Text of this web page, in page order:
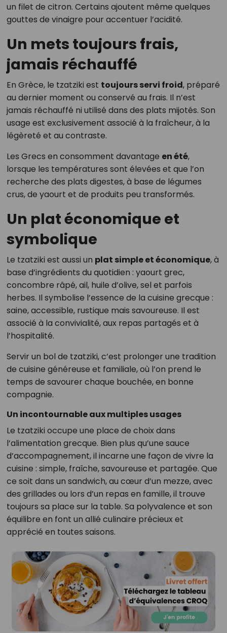
un filet de citron. Certains ajoutent même quelques
gouttes de vinaigre pour accentuer l’acidité.
Un mets toujours frais,
jamais réchauffé
En Grèce, le tzatziki est toujours servi froid, préparé
au dernier moment ou conservé au frais. Il n’est
jamais réchauffé ni utilisé dans des plats mijotés. Son
usage est exclusivement associé à la fraîcheur, à la
légèreté et au contraste.
Les Grecs en consomment davantage en été,
lorsque les températures sont élevées et que l’on
recherche des plats digestes, à base de légumes
crus, de yaourt et de produits peu transformés.
Un plat économique et
symbolique
Le tzatziki est aussi un plat simple et économique, à
base d’ingrédients du quotidien : yaourt grec,
concombre râpé, ail, huile d’olive, sel et parfois
herbes. Il symbolise l’essence de la cuisine grecque :
saine, accessible, rustique mais savoureuse. Il est
associé à la convivialité, aux repas partagés et à
l’hospitalité.
Servir un bol de tzatziki, c’est prolonger une tradition
de cuisine généreuse et familiale, où l’on prend le
temps de savourer chaque bouchée, en bonne
compagnie.
Un incontournable aux multiples usages
Le tzatziki occupe une place de choix dans
l’alimentation grecque. Bien plus qu’une sauce
d’accompagnement, il incarne une façon de vivre la
cuisine : simple, fraîche, savoureuse et partagée. Que
ce soit dans un sandwich, au cœur d’un mezze, avec
des grillades ou lors d’un repas en famille, il trouve
toujours sa place sur la table. Sa polyvalence et son
équilibre en font un allié culinaire précieux et
apprécié en toutes saisons.